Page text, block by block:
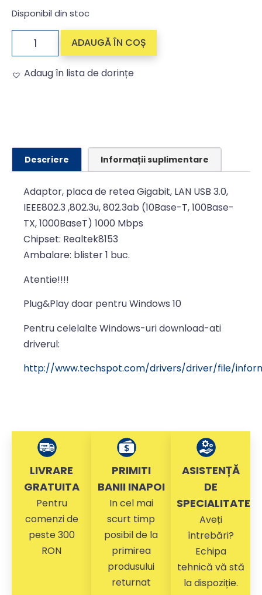
Disponibil din stoc
ADAUGĂ ÎN COȘ
Adaug în lista de dorințe
Descriere Informații suplimentare
Adaptor, placa de retea Gigabit, LAN USB 3.0,
IEEE802.3 ,802.3u, 802.3ab (10Base-T, 100Base-
TX, 1000BaseT) 1000 Mbps
Chipset: Realtek8153
Ambalare: blister 1 buc.
Atentie!!!!
Plug&Play doar pentru Windows 10
Pentru celelalte Windows-uri download-ati
driverul:
http://www.techspot.com/drivers/driver/file/
LIVRARE
GRATUITA
Pentru
comenzi de
peste 300
RON
PRIMITI
BANII INAPOI
In cel mai
scurt timp
posibil de la
primirea
produsului
returnat
ASISTENȚĂ
DE
SPECIALITATE
Aveți
întrebări?
Echipa
tehnică vă stă
la dispoziție.